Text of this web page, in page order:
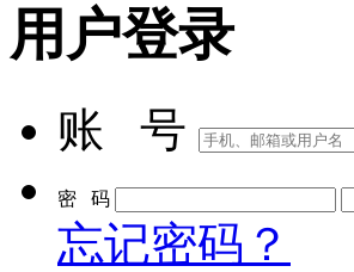
用户登录
账 号
密 码
忘记密码？